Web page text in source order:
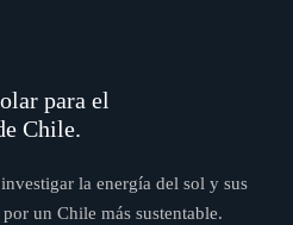
para el
Chile.
la energía del sol y sus
un Chile más sustentable.